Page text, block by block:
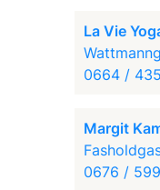
La Vie
0664 /
Margit
0676 /